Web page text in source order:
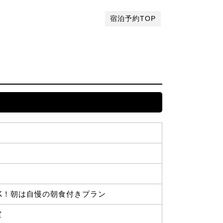
宿泊予約TOP
朝は自慢の朝食付きプラン